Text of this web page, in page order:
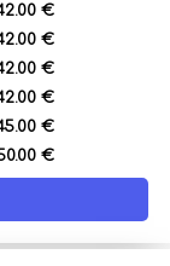
€
€
€
€
€
€